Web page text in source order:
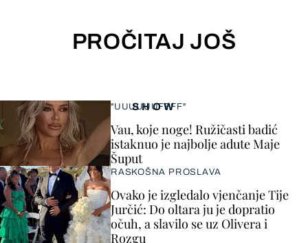
PROČITAJ JOŠ
SHOW
"UUUUUUFFFF"
Vau, koje noge! Ružičasti badić
istaknuo je najbolje adute Maje
Šuput
RASKOŠNA PROSLAVA
Ovako je izgledalo vjenčanje Tije
Jurčić: Do oltara ju je dopratio
očuh, a slavilo se uz Olivera i
Rozgu